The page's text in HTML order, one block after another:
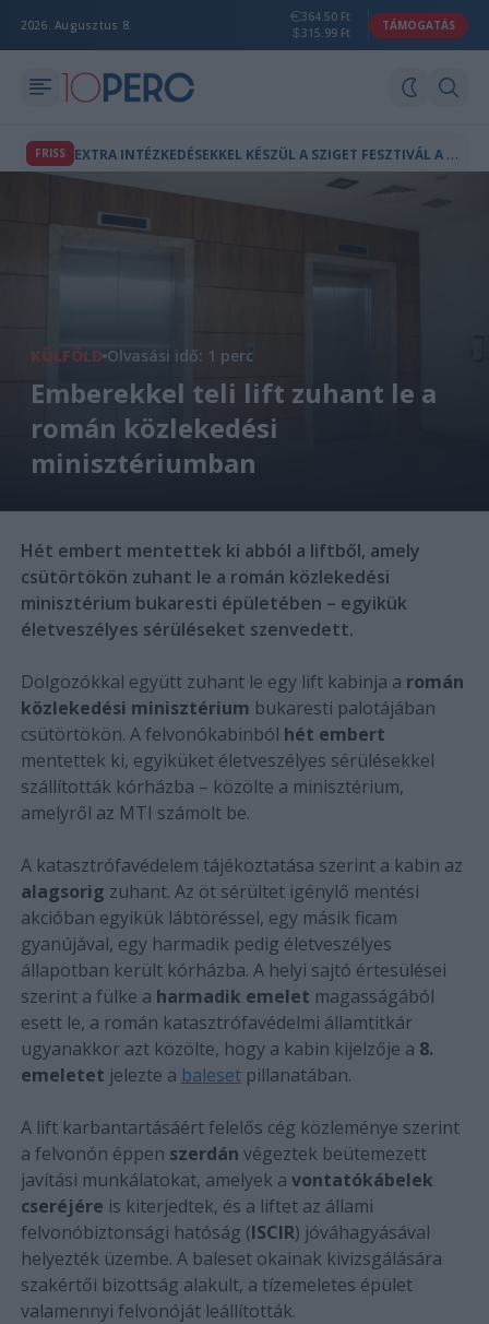
2026. Augusztus 8.
364.50 Ft
315.99 Ft
TÁMOGATÁS
FRISS E
XTRA INTÉZKEDÉSEKKEL KÉSZÜL A SZIGET FESZTIVÁL A POR ÉS HŐSÉG ELLEN
KÜLFÖLD Olvasási idő: 1 perc
Emberekkel teli lift zuhant le a
román közlekedési
minisztériumban
Hét embert mentettek ki abból a liftből, amely
csütörtökön zuhant le a román közlekedési
minisztérium bukaresti épületében – egyikük
életveszélyes sérüléseket szenvedett.
Dolgozókkal együtt zuhant le egy lift kabinja a román
közlekedési minisztérium bukaresti palotájában
csütörtökön. A felvonókabinból hét embert
mentettek ki, egyiküket életveszélyes sérülésekkel
szállították kórházba – közölte a minisztérium,
amelyről az MTI számolt be.
A katasztrófavédelem tájékoztatása szerint a kabin az
alagsorig zuhant. Az öt sérültet igénylő mentési
akcióban egyikük lábtöréssel, egy másik ficam
gyanújával, egy harmadik pedig életveszélyes
állapotban került kórházba. A helyi sajtó értesülései
szerint a fülke a harmadik emelet magasságából
esett le, a román katasztrófavédelmi államtitkár
ugyanakkor azt közölte, hogy a kabin kijelzője a 8.
emeletet jelezte a balesetpillanatában.
A lift karbantartásáért felelős cég közleménye szerint
a felvonón éppen szerdán végeztek beütemezett
javítási munkálatokat, amelyek a vontatókábelek
cseréjére is kiterjedtek, és a liftet az állami
felvonóbiztonsági hatóság (ISCIR) jóváhagyásával
helyezték üzembe. A baleset okainak kivizsgálására
szakértői bizottság alakult, a tízemeletes épület
valamennyi felvonóját leállították.